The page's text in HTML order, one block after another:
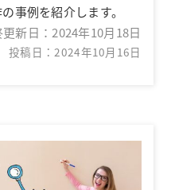
事例を紹介します。
新日： 2024年10月18日
投稿日：2024年10月16日